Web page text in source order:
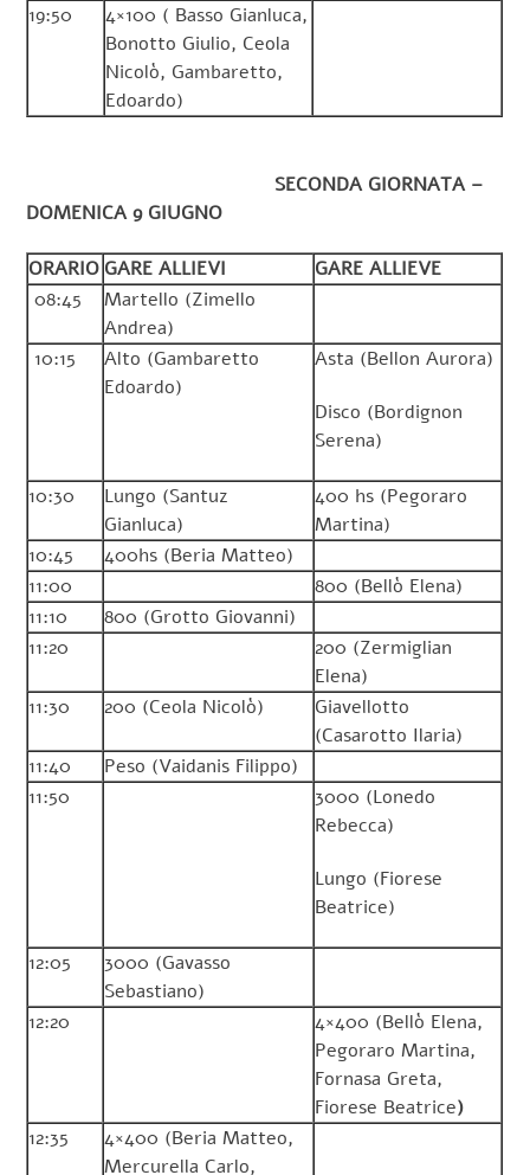
19:50
4×100 ( Basso Gianluca,
Bonotto Giulio, Ceola
Nicolò, Gambaretto,
Edoardo)
SECONDA GIORNATA –
DOMENICA 9 GIUGNO
ORARIO GARE ALLIEVI
GARE ALLIEVE
08:45
Martello (Zimello
Andrea)
10:15
Alto (Gambaretto
Edoardo)
Asta (Bellon Aurora)
Disco (Bordignon
Serena)
10:30
Lungo (Santuz
Gianluca)
400 hs (Pegoraro
Martina)
10:45
400hs (Beria Matteo)
11:00
800 (Bellò Elena)
11:10
800 (Grotto Giovanni)
11:20
200 (Zermiglian
Elena)
11:30
200 (Ceola Nicolò)
Giavellotto
(Casarotto Ilaria)
11:40
Peso (Vaidanis Filippo)
11:50
3000 (Lonedo
Rebecca)
Lungo (Fiorese
Beatrice)
12:05
3000 (Gavasso
Sebastiano)
12:20
4×400 (Bellò Elena,
Pegoraro Martina,
Fornasa Greta,
Fiorese Beatrice)
12:35
4×400 (Beria Matteo,
Mercurella Carlo,